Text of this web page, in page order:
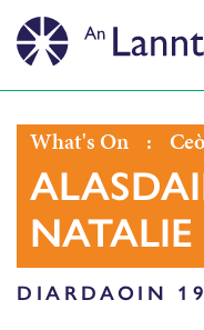
What's On :
DIARDAOIN